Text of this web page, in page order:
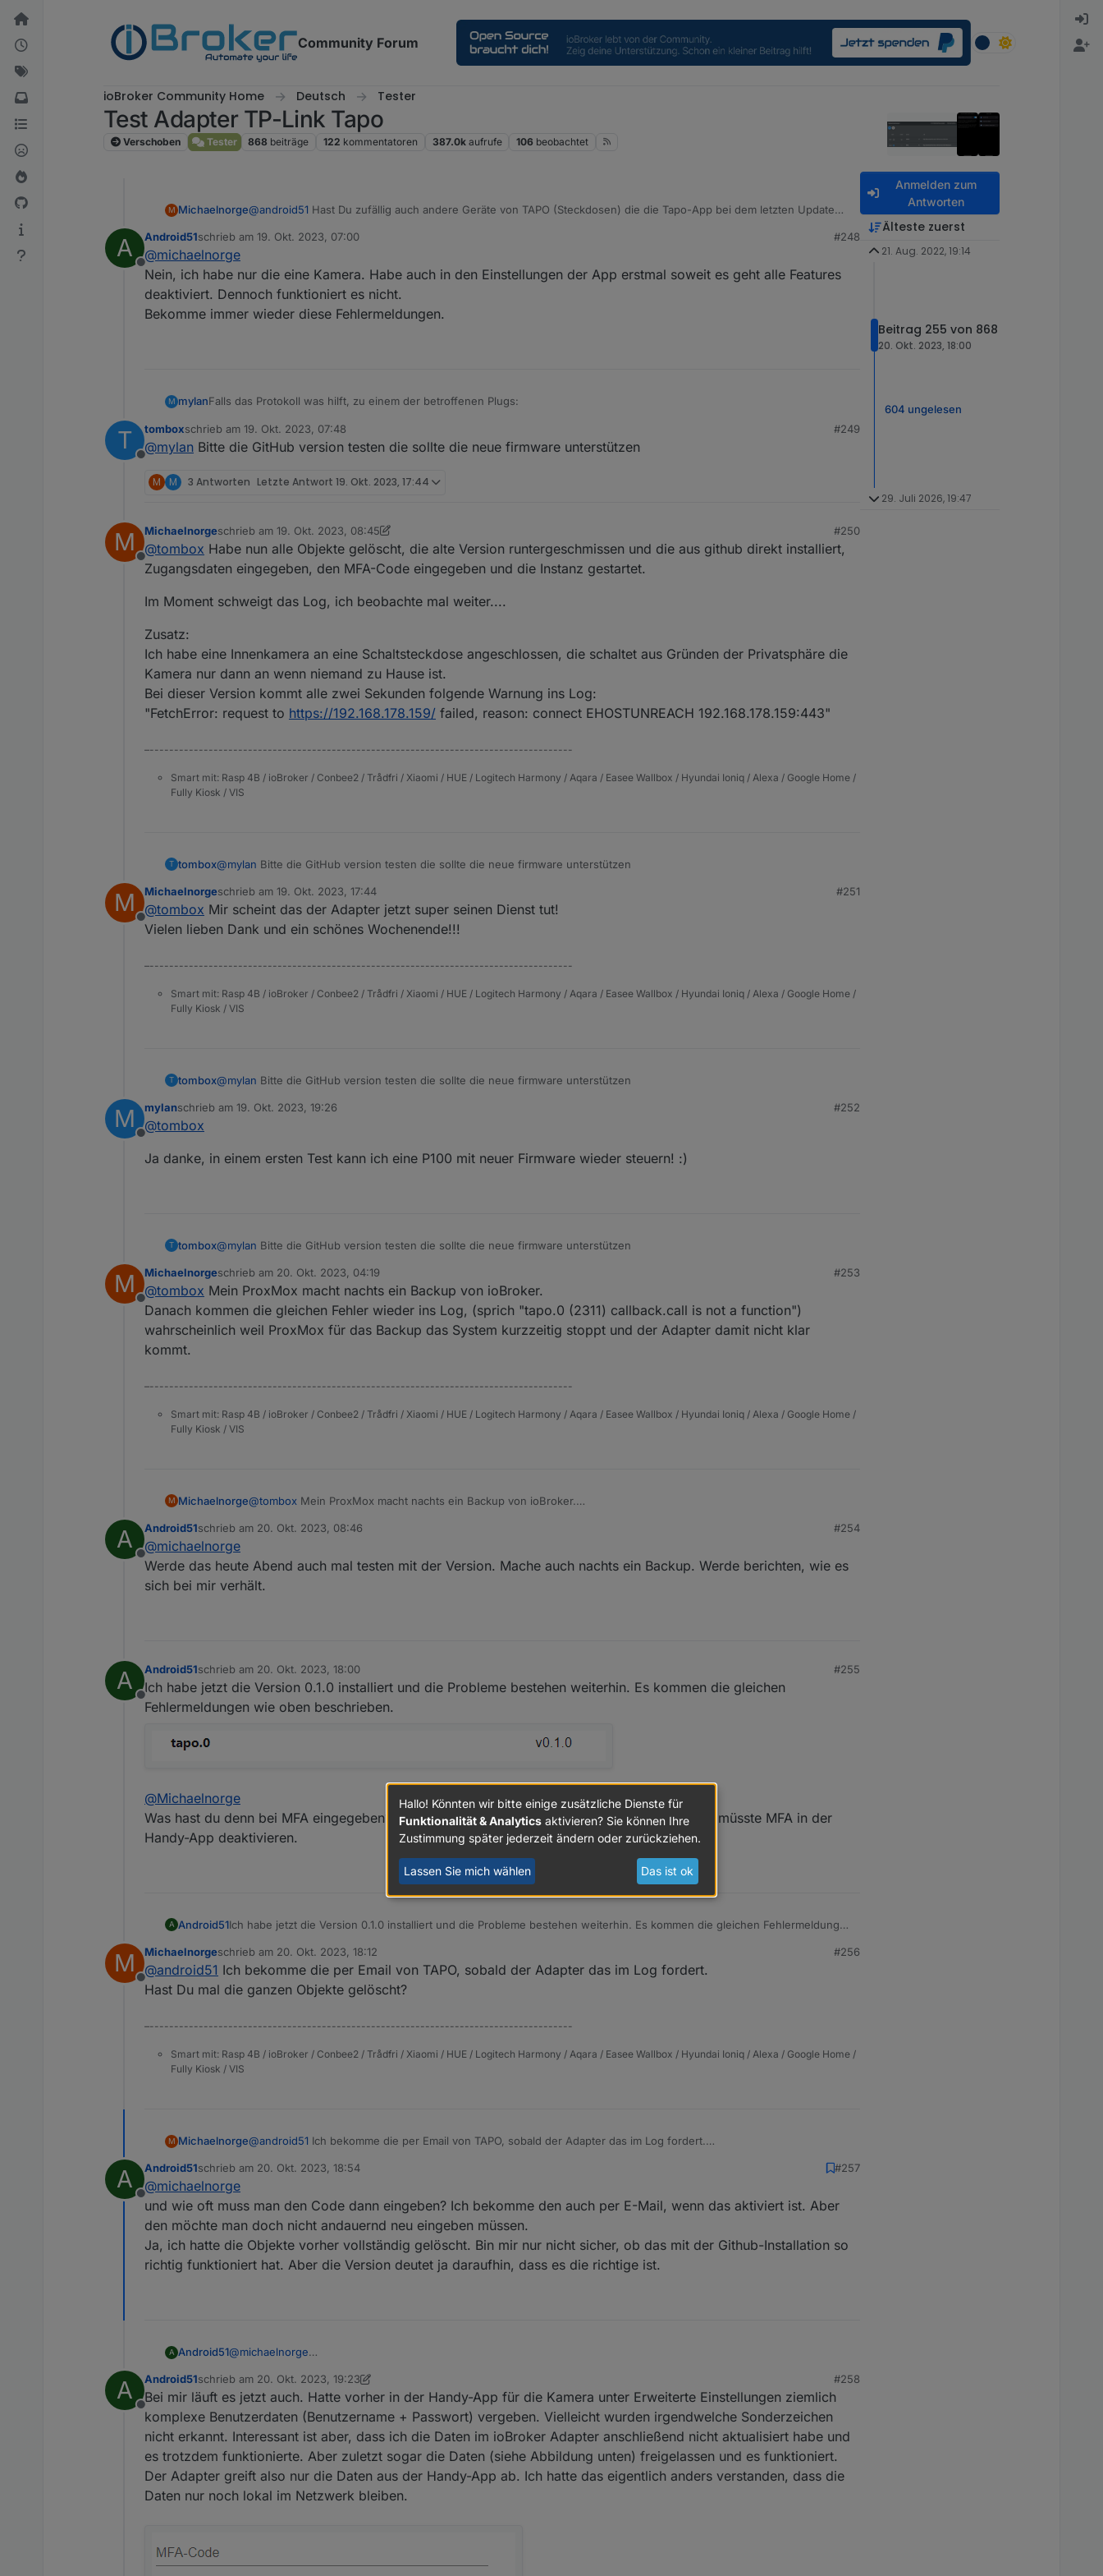
Weiter zum Inhalt
Community Forum
ioBroker Community Home Deutsch Tester
Test Adapter TP-Link Tapo
Verschoben Tester 868 beiträge 122 kommentatoren 387.0k aufrufe 106 beobachtet
M Michaelnorge@android51 Hast Du zufällig auch andere Geräte von TAPO (Steckdosen) die die Tapo-App bei dem letzten Update
Bin immer noch auf Fehlersuche....
A
Offline
Android51schrieb am 19. Okt. 2023, 07:00
zuletzt editiert von
#248
@michaelnorge
Nein, ich habe nur die eine Kamera. Habe auch in den Einstellungen der App erstmal soweit es geht alle Features
deaktiviert. Dennoch funktioniert es nicht.
Bekomme immer wieder diese Fehlermeldungen.
M mylanFalls das Protokoll was hilft, zu einem der betroffenen Plugs:
tapo.0
2023-09-16 14:53:06.970	debug	initResult 8022FCB18C2BC4CAD9AA8C78BD88EE0320A5D983 undefined
tapo.0
tapo.0
2023-09-16 14:53:06.970	info	Initialized 8022FCB18C2BC4CAD9AA8C78BD88EE0320A5D983
tapo.0
tapo.0
2023-09-16 14:53:06.957	debug	Handshake P100 on host: 192.168.1.124
tapo.0
2023-09-16 14:53:06.534	info	Init device 8022FCB18C2BC4CAD9AA8C78BD88EE0320A5D983 type P100 with ip 192.168.1.124
T
Offline
tomboxschrieb am 19. Okt. 2023, 07:48
zuletzt editiert von
#249
@mylan Bitte die GitHub version testen die sollte die neue firmware unterstützen
M M 3 Antworten Letzte Antwort 19. Okt. 2023, 17:44
M
Offline
Michaelnorgeschrieb am 19. Okt. 2023, 08:45
zuletzt editiert von Michaelnorge
#250
@tombox Habe nun alle Objekte gelöscht, die alte Version runtergeschmissen und die aus github direkt installiert,
Zugangsdaten eingegeben, den MFA-Code eingegeben und die Instanz gestartet.
Im Moment schweigt das Log, ich beobachte mal weiter....
Zusatz:
Ich habe eine Innenkamera an eine Schaltsteckdose angeschlossen, die schaltet aus Gründen der Privatsphäre die
Kamera nur dann an wenn niemand zu Hause ist.
Bei dieser Version kommt alle zwei Sekunden folgende Warnung ins Log:
"FetchError: request to https://192.168.178.159/ failed, reason: connect EHOSTUNREACH 192.168.178.159:443"
–--------------------------------------------------------------------------------------
Smart mit: Rasp 4B / ioBroker / Conbee2 / Trådfri / Xiaomi / HUE / Logitech Harmony / Aqara / Easee Wallbox / Hyundai Ioniq / Alexa / Google Home /
Fully Kiosk / VIS
T tombox@mylan Bitte die GitHub version testen die sollte die neue firmware unterstützen
M
Offline
Michaelnorgeschrieb am 19. Okt. 2023, 17:44
zuletzt editiert von
#251
@tombox Mir scheint das der Adapter jetzt super seinen Dienst tut!
Vielen lieben Dank und ein schönes Wochenende!!!
–--------------------------------------------------------------------------------------
Smart mit: Rasp 4B / ioBroker / Conbee2 / Trådfri / Xiaomi / HUE / Logitech Harmony / Aqara / Easee Wallbox / Hyundai Ioniq / Alexa / Google Home /
Fully Kiosk / VIS
T tombox@mylan Bitte die GitHub version testen die sollte die neue firmware unterstützen
M
Offline
mylanschrieb am 19. Okt. 2023, 19:26
zuletzt editiert von
#252
@tombox
Ja danke, in einem ersten Test kann ich eine P100 mit neuer Firmware wieder steuern! :)
T tombox@mylan Bitte die GitHub version testen die sollte die neue firmware unterstützen
M
Offline
Michaelnorgeschrieb am 20. Okt. 2023, 04:19
zuletzt editiert von
#253
@tombox Mein ProxMox macht nachts ein Backup von ioBroker.
Danach kommen die gleichen Fehler wieder ins Log, (sprich "tapo.0 (2311) callback.call is not a function")
wahrscheinlich weil ProxMox für das Backup das System kurzzeitig stoppt und der Adapter damit nicht klar
kommt.
–--------------------------------------------------------------------------------------
Smart mit: Rasp 4B / ioBroker / Conbee2 / Trådfri / Xiaomi / HUE / Logitech Harmony / Aqara / Easee Wallbox / Hyundai Ioniq / Alexa / Google Home /
Fully Kiosk / VIS
M Michaelnorge@tombox Mein ProxMox macht nachts ein Backup von ioBroker.
wahrscheinlich weil ProxMox für das Backup das System kurzzeitig stoppt und der Adapter damit nicht klar kommt.
A
Offline
Android51schrieb am 20. Okt. 2023, 08:46
zuletzt editiert von
#254
@michaelnorge
Werde das heute Abend auch mal testen mit der Version. Mache auch nachts ein Backup. Werde berichten, wie es
sich bei mir verhält.
A
Offline
Android51schrieb am 20. Okt. 2023, 18:00
zuletzt editiert von
#255
Ich habe jetzt die Version 0.1.0 installiert und die Probleme bestehen weiterhin. Es kommen die gleichen
Fehlermeldungen wie oben beschrieben.
@Michaelnorge
Was hast du denn bei MFA eingegeben? Der Code ändert sich doch stetig?! Ich dachte, man müsste MFA in der
Handy-App deaktivieren.
A Android51Ich habe jetzt die Version 0.1.0 installiert und die Probleme bestehen weiterhin. Es kommen die gleichen Fehlermeldungen
@Michaelnorge
Was hast du denn bei MFA eingegeben? Der Code ändert sich doch stetig?! Ich dachte, man müsste MFA in der Handy-
App deaktivieren.
M
Offline
Michaelnorgeschrieb am 20. Okt. 2023, 18:12
zuletzt editiert von
#256
@android51 Ich bekomme die per Email von TAPO, sobald der Adapter das im Log fordert.
Hast Du mal die ganzen Objekte gelöscht?
–--------------------------------------------------------------------------------------
Smart mit: Rasp 4B / ioBroker / Conbee2 / Trådfri / Xiaomi / HUE / Logitech Harmony / Aqara / Easee Wallbox / Hyundai Ioniq / Alexa / Google Home /
Fully Kiosk / VIS
M Michaelnorge@android51 Ich bekomme die per Email von TAPO, sobald der Adapter das im Log fordert.
A
Offline
Android51schrieb am 20. Okt. 2023, 18:54
zuletzt editiert von
#257
@michaelnorge
und wie oft muss man den Code dann eingeben? Ich bekomme den auch per E-Mail, wenn das aktiviert ist. Aber
den möchte man doch nicht andauernd neu eingeben müssen.
Ja, ich hatte die Objekte vorher vollständig gelöscht. Bin mir nur nicht sicher, ob das mit der Github-Installation so
richtig funktioniert hat. Aber die Version deutet ja daraufhin, dass es die richtige ist.
A Android51@michaelnorge
möchte man doch nicht andauernd neu eingeben müssen.
Ja, ich hatte die Objekte vorher vollständig gelöscht. Bin mir nur nicht sicher, ob das mit der Github-Installation so richtig
funktioniert hat. Aber die Version deutet ja daraufhin, dass es die richtige ist.
A
Offline
Android51schrieb am 20. Okt. 2023, 19:23
zuletzt editiert von Android51
#258
Bei mir läuft es jetzt auch. Hatte vorher in der Handy-App für die Kamera unter Erweiterte Einstellungen ziemlich
komplexe Benutzerdaten (Benutzername + Passwort) vergeben. Vielleicht wurden irgendwelche Sonderzeichen
nicht erkannt. Interessant ist aber, dass ich die Daten im ioBroker Adapter anschließend nicht aktualisiert habe und
es trotzdem funktionierte. Aber zuletzt sogar die Daten (siehe Abbildung unten) freigelassen und es funktioniert.
Der Adapter greift also nur die Daten aus der Handy-App ab. Ich hatte das eigentlich anders verstanden, dass die
Daten nur noch lokal im Netzwerk bleiben.
Anmelden zum
Antworten
Älteste zuerst
21. Aug. 2022, 19:14
Beitrag 255 von 868
20. Okt. 2023, 18:00
604 ungelesen
29. Juli 2026, 19:47
Hallo! Könnten wir bitte einige zusätzliche Dienste für
Funktionalität & Analytics aktivieren? Sie können Ihre
Zustimmung später jederzeit ändern oder zurückziehen.
Lassen Sie mich wählen Das ist ok